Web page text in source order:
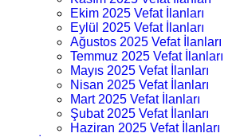
Ekim 2025 Vefat İlanları
Eylül 2025 Vefat İlanları
Ağustos 2025 Vefat İlanları
Temmuz 2025 Vefat İlanları
Mayıs 2025 Vefat İlanları
Nisan 2025 Vefat İlanları
Mart 2025 Vefat İlanları
Şubat 2025 Vefat İlanları
Haziran 2025 Vefat İlanları